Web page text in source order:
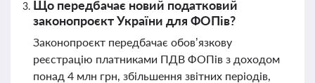
Що передбачає новий податковий
законопроєкт України для ФОПів?
Законопроєкт передбачає обов’язкову
реєстрацію платниками ПДВ ФОПів з доходом
понад 4 млн грн, збільшення звітних періодів,